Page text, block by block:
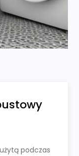
podczas